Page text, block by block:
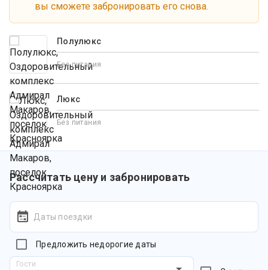
вы сможете забронировать его снова.
Полулюкс
Без питания
Люкс
Без питания
Рассчитать цену и забронировать
Даты поездки
Предложить недорогие даты
Гости